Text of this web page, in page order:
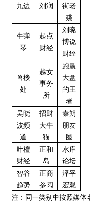
九边 刘润
街老
裘
牛弹
琴
起点
财经
刘晓
博说
财经
兽楼
处
越女
事务
所
跑赢
大盘
的王
者
吴晓
波频
道
招财
大牛
猫
秦朔
朋友
圈
叶檀
财经
正和
岛
水库
论坛
智谷
趋势
正商
参阅
泽平
宏观
注：同一类别中按照媒体